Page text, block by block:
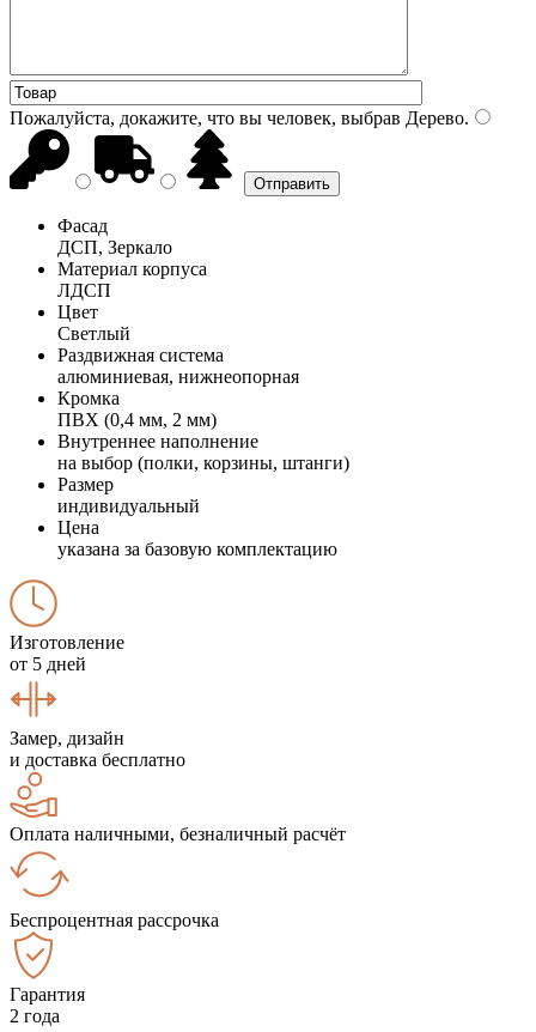
Пожалуйста, докажите, что вы человек, выбрав Дерево.
Фасад
ДСП, Зеркало
Материал корпуса
ЛДСП
Цвет
Светлый
Раздвижная система
алюминиевая, нижнеопорная
Кромка
ПВХ (0,4 мм, 2 мм)
Внутреннее наполнение
на выбор (полки, корзины, штанги)
Размер
индивидуальный
Цена
указана за базовую комплектацию
Изготовление
от 5 дней
Замер, дизайн
и доставка бесплатно
Оплата наличными, безналичный расчёт
Беспроцентная рассрочка
Гарантия
2 года